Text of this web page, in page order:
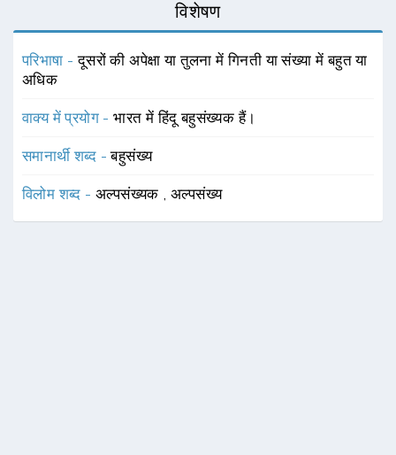
विशेषण
परिभाषा -दूसरों की अपेक्षा या तुलना में गिनती या संख्या में बहुत या
अधिक
वाक्य में प्रयोग -भारत में हिंदू बहुसंख्यक हैं।
समानार्थी शब्द -बहुसंख्य
विलोम शब्द - अल्पसंख्यक ,अल्पसंख्य